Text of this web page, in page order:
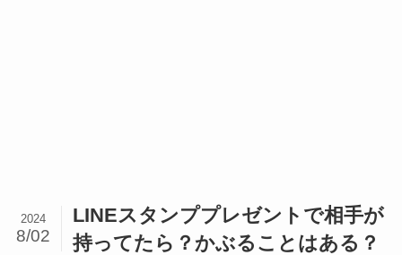
LINEスタンププレゼントで相手が
持ってたら？かぶることはある？
2024
8/02